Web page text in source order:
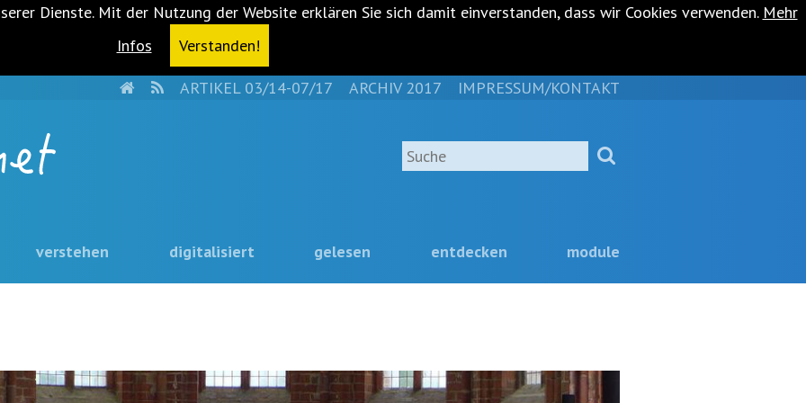
Dienste. Mit der Nutzung der Website erklären Sie sich damit einverstanden, dass wir Cookies verwenden. Mehr
Infos
Verstanden!
HOMERSSARTIKEL 03/14-07/17 ARCHIV 2017 IMPRESSUM/KONTAKT
Suche
verstehen digitalisiert gelesen entdecken module